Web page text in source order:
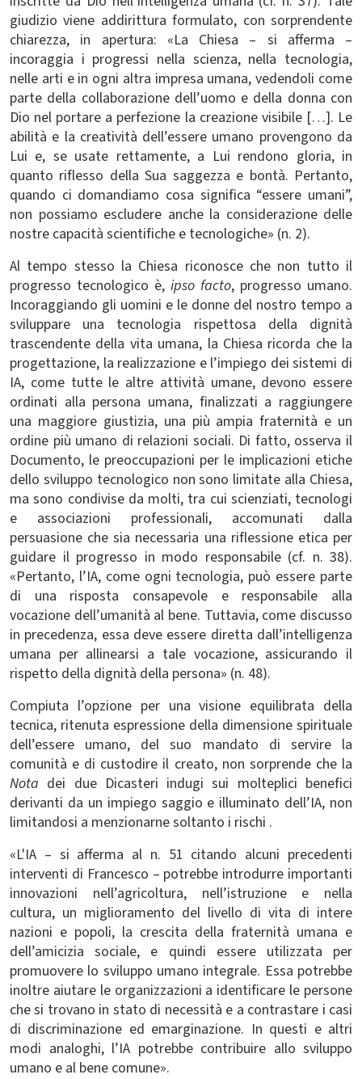
giudizio viene addirittura formulato, con sorprendente
chiarezza, in apertura: «La Chiesa – si afferma –
incoraggia i progressi nella scienza, nella tecnologia,
nelle arti e in ogni altra impresa umana, vedendoli come
parte della collaborazione dell’uomo e della donna con
Dio nel portare a perfezione la creazione visibile […]. Le
abilità e la creatività dell’essere umano provengono da
Lui e, se usate rettamente, a Lui rendono gloria, in
quanto riflesso della Sua saggezza e bontà. Pertanto,
quando ci domandiamo cosa significa “essere umani”,
non possiamo escludere anche la considerazione delle
nostre capacità scientifiche e tecnologiche» (n. 2).
Al tempo stesso la Chiesa riconosce che non tutto il
progresso tecnologico è, ipso facto, progresso umano.
Incoraggiando gli uomini e le donne del nostro tempo a
sviluppare una tecnologia rispettosa della dignità
trascendente della vita umana, la Chiesa ricorda che la
progettazione, la realizzazione e l’impiego dei sistemi di
IA, come tutte le altre attività umane, devono essere
ordinati alla persona umana, finalizzati a raggiungere
una maggiore giustizia, una più ampia fraternità e un
ordine più umano di relazioni sociali. Di fatto, osserva il
Documento, le preoccupazioni per le implicazioni etiche
dello sviluppo tecnologico non sono limitate alla Chiesa,
ma sono condivise da molti, tra cui scienziati, tecnologi
e associazioni professionali, accomunati dalla
persuasione che sia necessaria una riflessione etica per
guidare il progresso in modo responsabile (cf. n. 38).
«Pertanto, l’IA, come ogni tecnologia, può essere parte
di una risposta consapevole e responsabile alla
vocazione dell’umanità al bene. Tuttavia, come discusso
in precedenza, essa deve essere diretta dall’intelligenza
umana per allinearsi a tale vocazione, assicurando il
rispetto della dignità della persona» (n. 48).
Compiuta l’opzione per una visione equilibrata della
tecnica, ritenuta espressione della dimensione spirituale
dell’essere umano, del suo mandato di servire la
comunità e di custodire il creato, non sorprende che la
Nota dei due Dicasteri indugi sui molteplici benefici
derivanti da un impiego saggio e illuminato dell’IA, non
limitandosi a menzionarne soltanto i rischi .
«L'IA – si afferma al n. 51 citando alcuni precedenti
interventi di Francesco – potrebbe introdurre importanti
innovazioni nell’agricoltura, nell’istruzione e nella
cultura, un miglioramento del livello di vita di intere
nazioni e popoli, la crescita della fraternità umana e
dell’amicizia sociale, e quindi essere utilizzata per
promuovere lo sviluppo umano integrale. Essa potrebbe
inoltre aiutare le organizzazioni a identificare le persone
che si trovano in stato di necessità e a contrastare i casi
di discriminazione ed emarginazione. In questi e altri
modi analoghi, l’IA potrebbe contribuire allo sviluppo
umano e al bene comune».